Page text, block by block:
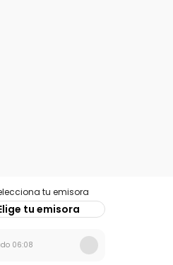
tu emisora
tu emisora
06:08